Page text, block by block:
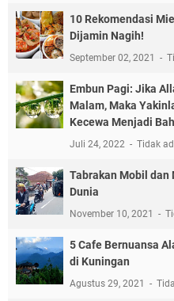
10 Rekomendasi
Dijamin Nagih!
September 02, 2021
Embun Pagi: Jika
Malam, Maka
Kecewa Menjadi
Juli 24, 2022 Tidak
Tabrakan Mobil dan
Dunia
November 10, 2021
5 Cafe Bernuansa
di Kuningan
Agustus 29, 2021